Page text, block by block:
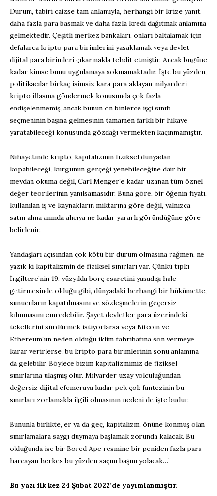
Durum, tabiri caizse tam anlamıyla, herhangi bir krize yanıt,
daha fazla para basmak ve daha fazla kredi dağıtmak anlamına
gelmektedir. Çeşitli merkez bankaları, onları baltalamak için
defalarca kripto para birimlerini yasaklamak veya devlet
dijital para birimleri çıkarmakla tehdit etmiştir. Ancak bugüne
kadar kimse bunu uygulamaya sokmamaktadır. İşte bu yüzden,
politikacılar birkaç isimsiz kara para aklayan milyarderi
kripto iflasına göndermek konusunda çok fazla
endişelenmemiş, ancak bunun on binlerce işçi sınıfı
seçmeninin başına gelmesinin tamamen farklı bir hikaye
yaratabileceği konusunda gözdağı vermekten kaçınmamıştır.
Nihayetinde kripto, kapitalizmin fiziksel dünyadan
kopabileceği, kurgunun gerçeği yenebileceğine dair bir
meydan okuma değil, Carl Menger’e kadar uzanan tüm öznel
değer teorilerinin yanılsamasıdır. Buna göre, bir öğenin fiyatı,
kullanılan iş ve kaynakların miktarına göre değil, yalnızca
satın alma anında alıcıya ne kadar yararlı göründüğüne göre
belirlenir.
Yandaşları açısından çok kötü bir durum olmasına rağmen, ne
yazık ki kapitalizmin de fiziksel sınırları var. Çünkü tıpkı
İngiltere’nin 19. yüzyılda borç esaretini yasadışı hale
getirmesinde olduğu gibi, dünyadaki herhangi bir hükümette,
sunucuların kapatılmasını ve sözleşmelerin geçersiz
kılınmasını emredebilir. Şayet devletler para üzerindeki
tekellerini sürdürmek istiyorlarsa veya Bitcoin ve
Ethereum’un neden olduğu iklim tahribatına son vermeye
karar verirlerse, bu kripto para birimlerinin sonu anlamına
da gelebilir. Böylece bizim kapitalizmimiz de fiziksel
sınırlarına ulaşmış olur. Milyarder uzay yolculuğundan
değersiz dijital efemeraya kadar pek çok fantezinin bu
sınırları zorlamakla ilgili olmasının nedeni de işte budur.
Bununla birlikte, er ya da geç, kapitalizm, önüne konmuş olan
sınırlamalara saygı duymaya başlamak zorunda kalacak. Bu
olduğunda ise bir Bored Ape resmine bir peniden fazla para
harcayan herkes bu yüzden saçını başını yolacak…”
Bu yazı ilk kez 24 Şubat 2022’de yayımlanmıştır.